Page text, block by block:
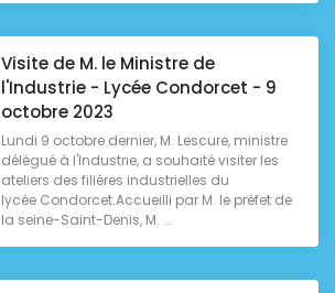
Visite de M. le Ministre de
l'Industrie - Lycée Condorcet - 9
octobre 2023
Lundi 9 octobre dernier, M. Lescure, ministre
délégué à l'Industrie, a souhaité visiter les
ateliers des filières industrielles du
lycée Condorcet.Accueilli par M. le préfet de
la seine-Saint-Denis, M. ...